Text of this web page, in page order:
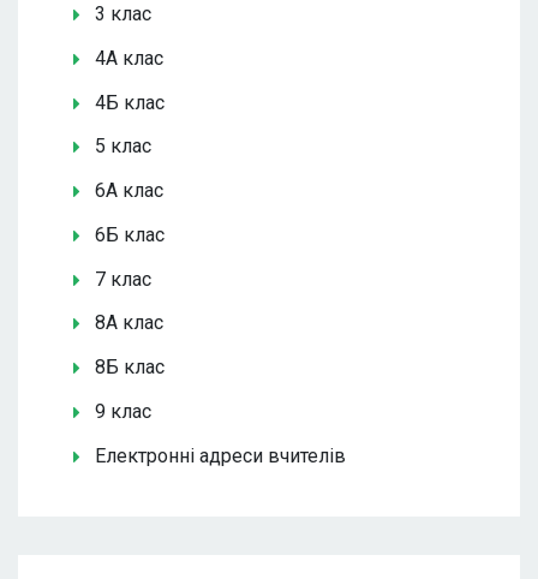
3 клас
4А клас
4Б клас
5 клас
6А клас
6Б клас
7 клас
8А клас
8Б клас
9 клас
Електронні адреси вчителів